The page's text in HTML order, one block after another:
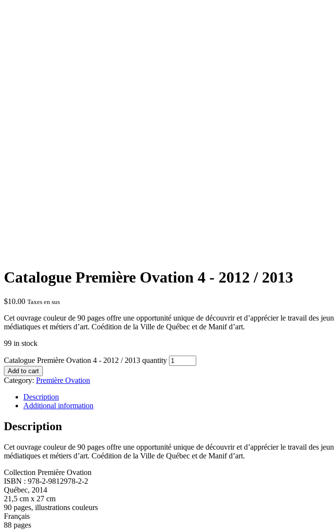
Catalogue Première Ovation 4 - 2012 / 2013
$10.00 Taxes en sus
Cet ouvrage couleur de 90 pages offre une opportunité unique de découvrir et d’apprécier le travail des
médiatiques et métiers d’art. Coédition de la Ville de Québec et de Manif d’art.
99 in stock
Catalogue Première Ovation 4 - 2012 / 2013 quantity
Add to cart
Category: Première Ovation
Description
Additional information
Description
Cet ouvrage couleur de 90 pages offre une opportunité unique de découvrir et d’apprécier le travail des
médiatiques et métiers d’art. Coédition de la Ville de Québec et de Manif d’art.
Collection Première Ovation
ISBN : 978-2-9812978-2-2
Québec, 2014
21,5 cm x 27 cm
90 pages, illustrations couleurs
Français
88 pages